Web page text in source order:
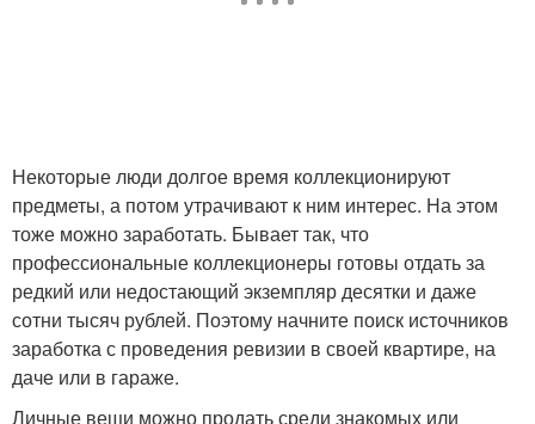
Некоторые люди долгое время коллекционируют
предметы, а потом утрачивают к ним интерес. На этом
тоже можно заработать. Бывает так, что
профессиональные коллекционеры готовы отдать за
редкий или недостающий экземпляр десятки и даже
сотни тысяч рублей. Поэтому начните поиск источников
заработка с проведения ревизии в своей квартире, на
даче или в гараже.
Личные вещи можно продать среди знакомых или